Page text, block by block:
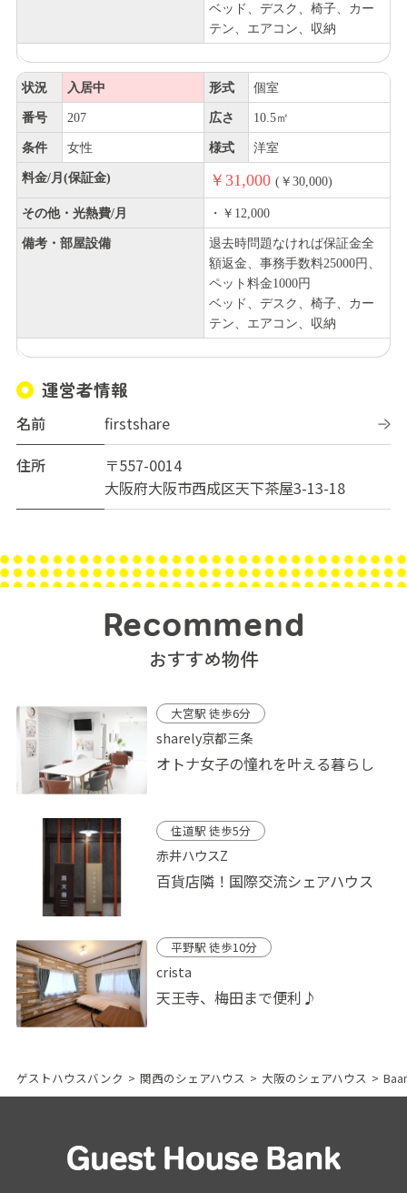
ベッド、デスク、椅子、カー
テン、エアコン、収納
状況 入居中 形式 個室
番号 207 広さ 10.5㎡
条件 女性 様式 洋室
料金/月(保証金) ￥31,000 (￥30,000)
その他・光熱費/月 ・￥12,000
備考・部屋設備
退去時問題なければ保証金全
額返金、事務手数料25000円、
ペット料金1000円
ベッド、デスク、椅子、カー
テン、エアコン、収納
運営者情報
名前
firstshare
住所
〒557-0014
大阪府大阪市西成区天下茶屋3-13-18
Recommend
おすすめ物件
大宮駅 徒歩6分
sharely京都三条
オトナ女子の憧れを叶える暮らし
住道駅 徒歩5分
赤井ハウスZ
百貨店隣！国際交流シェアハウス
平野駅 徒歩10分
crista
天王寺、梅田まで便利♪
ゲストハウスバンク > 関西のシェアハウス > 大阪のシェアハウス >